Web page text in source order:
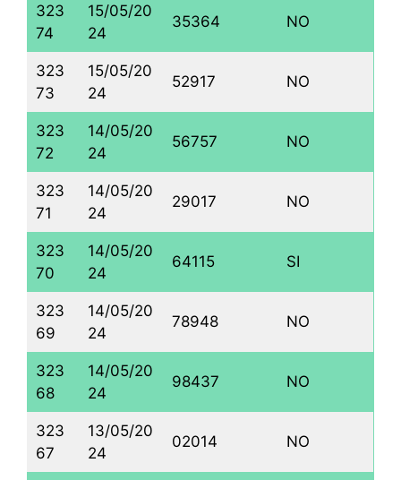
323
74
15/05/20
24
35364 NO
323
73
15/05/20
24
52917 NO
323
72
14/05/20
24
56757 NO
323
71
14/05/20
24
29017 NO
323
70
14/05/20
24
64115 SI
323
69
14/05/20
24
78948 NO
323
68
14/05/20
24
98437 NO
323
67
13/05/20
24
02014 NO